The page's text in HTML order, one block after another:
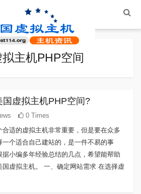
主机PHP空间
虚拟主机PHP空间?
0 Times
适的虚拟主机非常重要，但是要在众多
个适合自己建站的，是一件不易的事
小编多年经验总结的几点，希望能帮助
虚拟主机。 一、确定网站需求 在选择虚